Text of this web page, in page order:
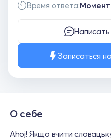
Время ответа:
Записаться
О себе
Ahoj! Якщо вчити